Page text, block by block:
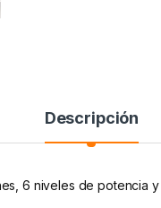
Descripción
6 niveles de potencia